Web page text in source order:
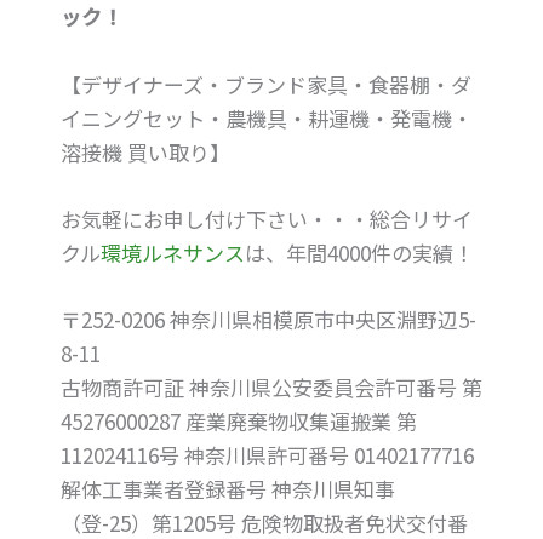
ック！
【デザイナーズ・ブランド家具・食器棚・ダ
イニングセット・農機具・耕運機・発電機・
溶接機 買い取り】
お気軽にお申し付け下さい・・・総合リサイ
クル環境ルネサンスは、年間4000件の実績！
〒252-0206 神奈川県相模原市中央区淵野辺5-
8-11
古物商許可証 神奈川県公安委員会許可番号 第
45276000287 産業廃棄物収集運搬業 第
112024116号 神奈川県許可番号 01402177716
解体工事業者登録番号 神奈川県知事
（登-25）第1205号 危険物取扱者免状交付番